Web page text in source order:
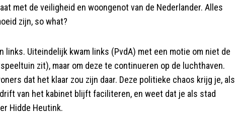
met de veiligheid en woongenot van de Nederlander. Alles
zijn, so what?
Uiteindelijk kwam links (PvdA) met een motie om niet de
zit), maar om deze te continueren op de luchthaven.
dat het klaar zou zijn daar. Deze politieke chaos krijg je, als
van het kabinet blijft faciliteren, en weet dat je als stad
Hidde Heutink.